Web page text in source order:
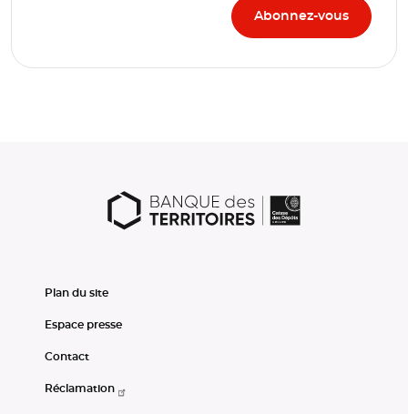
Plan du site
Espace presse
Contact
Réclamation